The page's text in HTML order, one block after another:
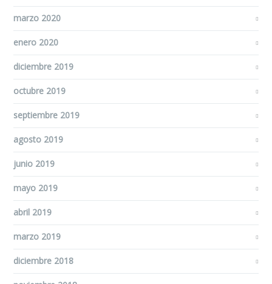
marzo 2020
enero 2020
diciembre 2019
octubre 2019
septiembre 2019
agosto 2019
junio 2019
mayo 2019
abril 2019
marzo 2019
diciembre 2018